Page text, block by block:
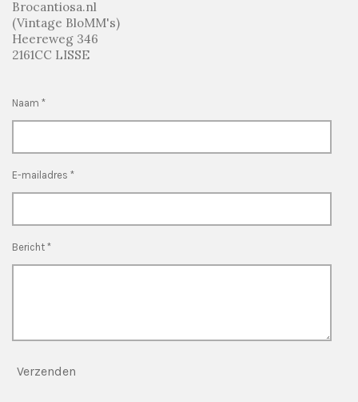
Brocantiosa.nl
(Vintage BloMM's)
Heereweg 346
2161CC LISSE
Naam *
E-mailadres *
Bericht *
Verzenden